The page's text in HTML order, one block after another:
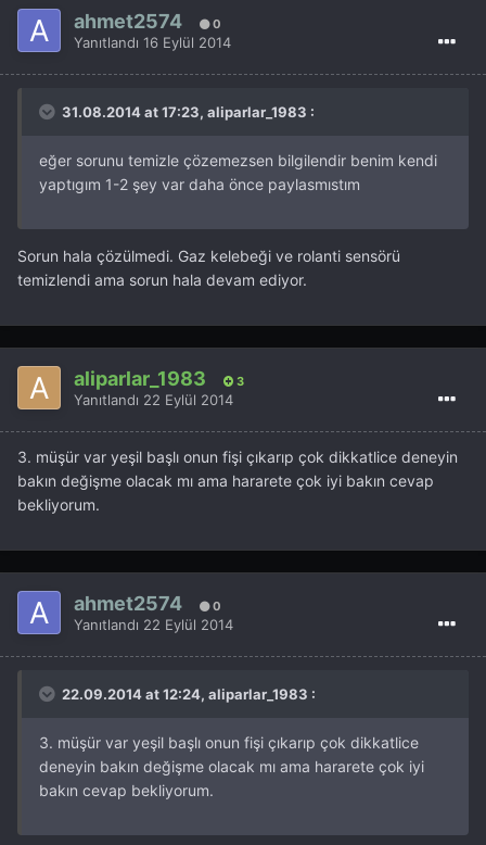
ahmet2574 0
Yanıtlandı 16 Eylül 2014
31.08.2014 at 17:23, aliparlar_1983 :
eğer sorunu temizle çözemezsen bilgilendir benim kendi
yaptıgım 1-2 şey var daha önce paylasmıstım
Sorun hala çözülmedi. Gaz kelebeği ve rolanti sensörü
temizlendi ama sorun hala devam ediyor.
aliparlar_1983 3
Yanıtlandı 22 Eylül 2014
3. müşür var yeşil başlı onun fişi çıkarıp çok dikkatlice deneyin
bakın değişme olacak mı ama hararete çok iyi bakın cevap
bekliyorum.
ahmet2574 0
Yanıtlandı 22 Eylül 2014
22.09.2014 at 12:24, aliparlar_1983 :
3. müşür var yeşil başlı onun fişi çıkarıp çok dikkatlice
deneyin bakın değişme olacak mı ama hararete çok iyi
bakın cevap bekliyorum.